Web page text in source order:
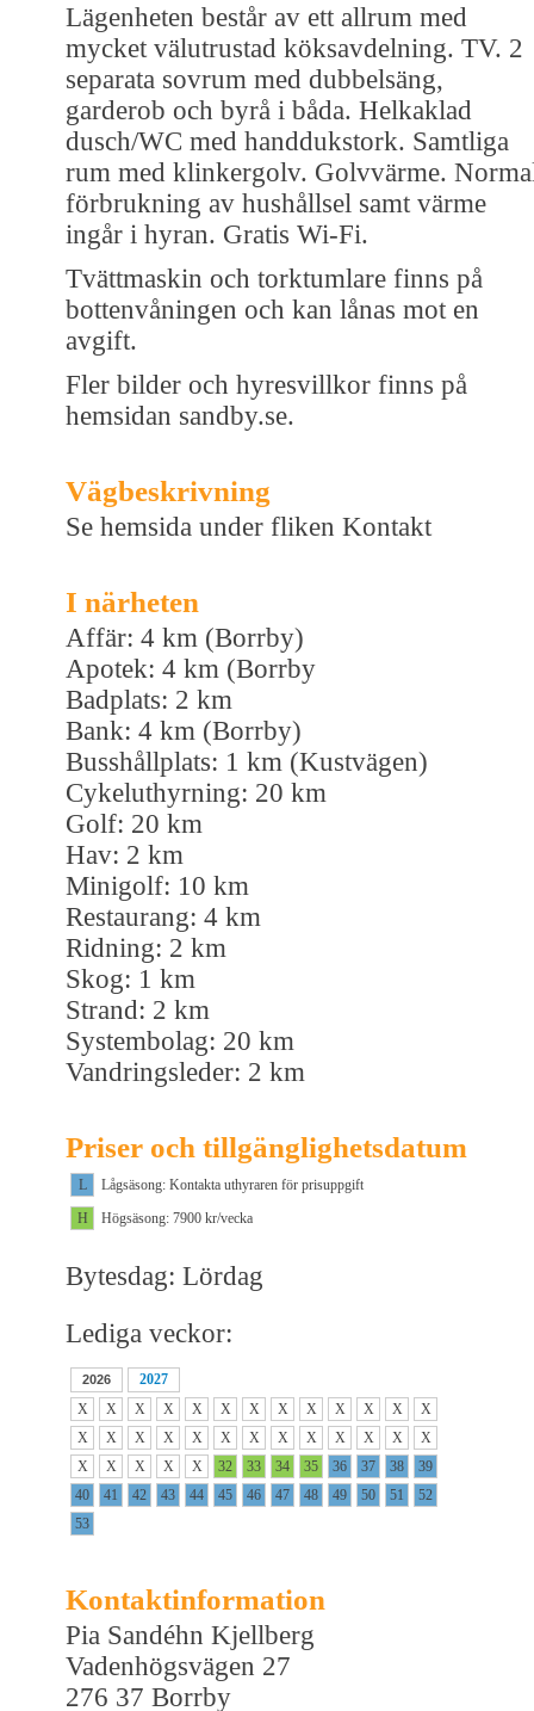
Lägenheten består av ett allrum med
mycket välutrustad köksavdelning. TV. 2
separata sovrum med dubbelsäng,
garderob och byrå i båda. Helkaklad
dusch/WC med handdukstork. Samtliga
rum med klinkergolv. Golvvärme.
förbrukning av hushållsel samt värme
ingår i hyran. Gratis Wi-Fi.
Tvättmaskin och torktumlare finns på
bottenvåningen och kan lånas mot en
avgift.
Fler bilder och hyresvillkor finns på
hemsidan sandby.se.
Vägbeskrivning
Se hemsida under fliken Kontakt
I närheten
Affär: 4 km (Borrby)
Apotek: 4 km (Borrby
Badplats: 2 km
Bank: 4 km (Borrby)
Busshållplats: 1 km (Kustvägen)
Cykeluthyrning: 20 km
Golf: 20 km
Hav: 2 km
Minigolf: 10 km
Restaurang: 4 km
Ridning: 2 km
Skog: 1 km
Strand: 2 km
Systembolag: 20 km
Vandringsleder: 2 km
Priser och tillgänglighetsdatum
L
Lågsäsong: Kontakta uthyraren för prisuppgift
H
Högsäsong: 7900 kr/vecka
Bytesdag: Lördag
Lediga veckor:
2026
2027
X
X X X X X X X X X X X
X
X
X X X X X X X X X X X
X
X
X X X X 32 33 34 35 36 37 38
39
40
41 42 43 44 45 46 47 48 49 50 51
52
53
Kontaktinformation
Pia Sandéhn Kjellberg
Vadenhögsvägen 27
276 37 Borrby